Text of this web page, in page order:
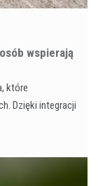
wspierają
które
Dzięki integracji